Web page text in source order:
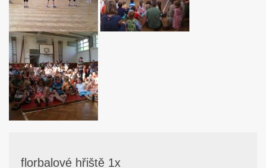
florbalové hřiště 1x